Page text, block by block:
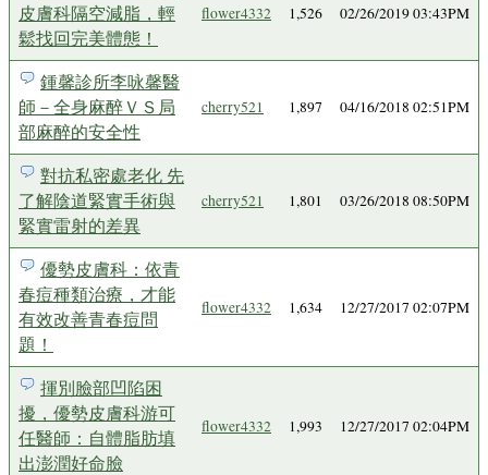
皮膚科隔空減脂，輕
鬆找回完美體態！
flower4332 1,526 02/26/2019 03:43PM
鍾馨診所李咏馨醫
師－全身麻醉ＶＳ局
部麻醉的安全性
cherry521 1,897 04/16/2018 02:51PM
對抗私密處老化 先
了解陰道緊實手術與
緊實雷射的差異
cherry521 1,801 03/26/2018 08:50PM
優勢皮膚科：依青
春痘種類治療，才能
有效改善青春痘問
題！
flower4332 1,634 12/27/2017 02:07PM
揮別臉部凹陷困
擾，優勢皮膚科游可
任醫師：自體脂肪填
出澎潤好命臉
flower4332 1,993 12/27/2017 02:04PM